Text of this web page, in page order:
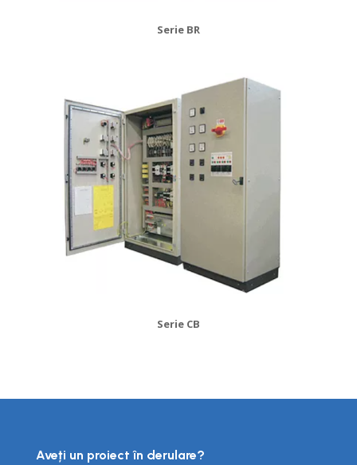
Serie BR
Serie CB
Aveți un proiect în derulare?